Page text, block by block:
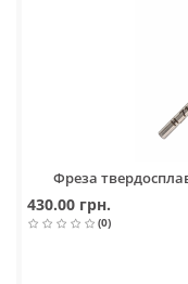
Фреза
430.00 грн.
(0)